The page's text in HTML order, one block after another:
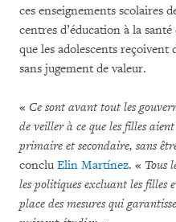
ces enseignements scolaires
centres d’éducation à la
que les adolescents
sans jugement de valeur.
« Ce sont avant tout les
de veiller à ce que les filles
primaire et secondaire, sans
conclu Elin Martínez. « Tous
les politiques excluant les filles
place des mesures qui